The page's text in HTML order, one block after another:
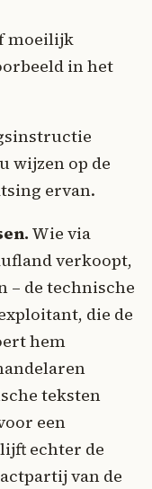
moeilijk
in het
wijzen op de
ervan.
Wie via
verkoopt,
– de technische
die de
hem
teksten
een
echter de
van de